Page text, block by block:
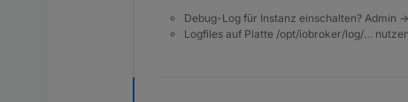
Debug-Log für Instanz einschalten? Admin
Logfiles auf Platte /opt/iobroker/log/…